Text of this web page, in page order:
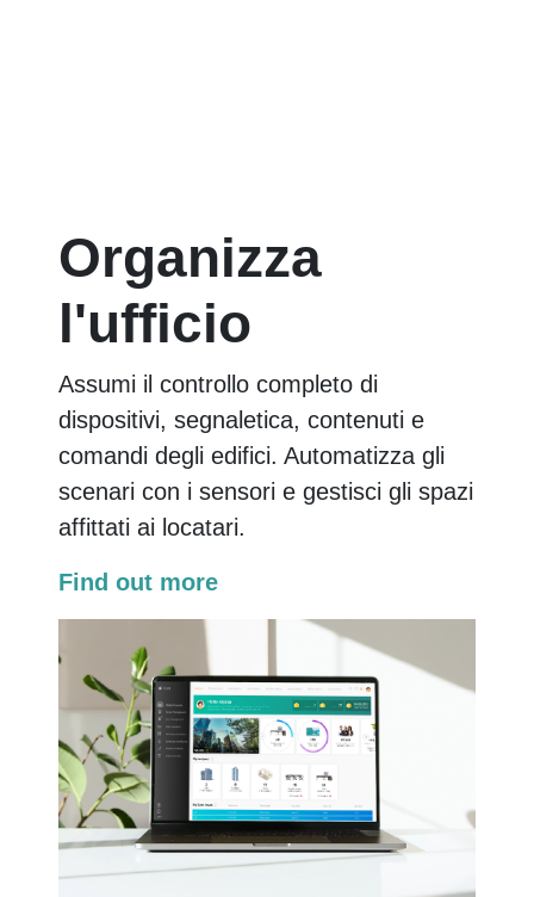
Organizza
l'ufficio
Assumi il controllo completo di
dispositivi, segnaletica, contenuti e
comandi degli edifici. Automatizza gli
scenari con i sensori e gestisci gli spazi
affittati ai locatari.
Find out more